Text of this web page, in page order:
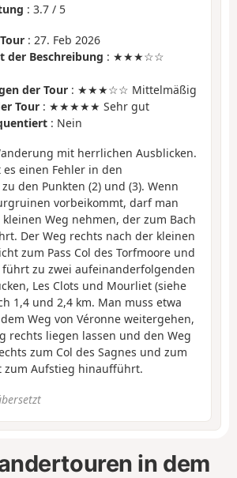
: 3.7 / 5
: 27. Feb 2026
der Beschreibung : ★★★☆☆
der Tour : ★★★☆☆ Mittelmäßig
Tour : ★★★★★ Sehr gut
: Nein
mit herrlichen Ausblicken.
einen Fehler in den
den Punkten (2) und (3). Wenn
vorbeikommt, darf man
Weg nehmen, der zum Bach
Der Weg rechts nach der kleinen
zum Pass Col des Torfmoore und
führt zu zwei aufeinanderfolgenden
Les Clots und Mourliet (siehe
1,4 und 2,4 km. Man muss etwa
Weg von Véronne weitergehen,
rechts liegen lassen und den Weg
zum Col des Sagnes und zum
zum Aufstieg hinaufführt.
in dem